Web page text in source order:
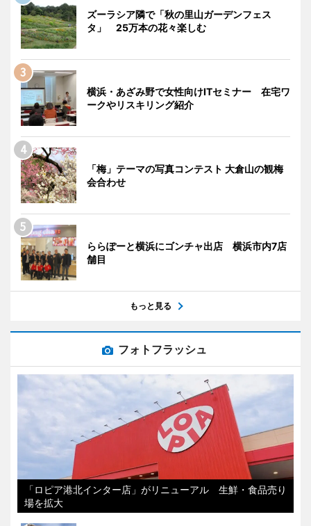
ズーラシア隣で「秋の里山ガーデンフェス
タ」 25万本の花々楽しむ
横浜・あざみ野で女性向けITセミナー 在宅ワ
ークやリスキリング紹介
「梅」テーマの写真コンテスト 大倉山の観梅
会合わせ
ららぽーと横浜にゴンチャ出店 横浜市内7店
舗目
もっと見る
フォトフラッシュ
「ロピア港北インター店」がリニューアル 生鮮・食品売り
場を拡大